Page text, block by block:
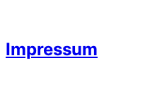
Impressum